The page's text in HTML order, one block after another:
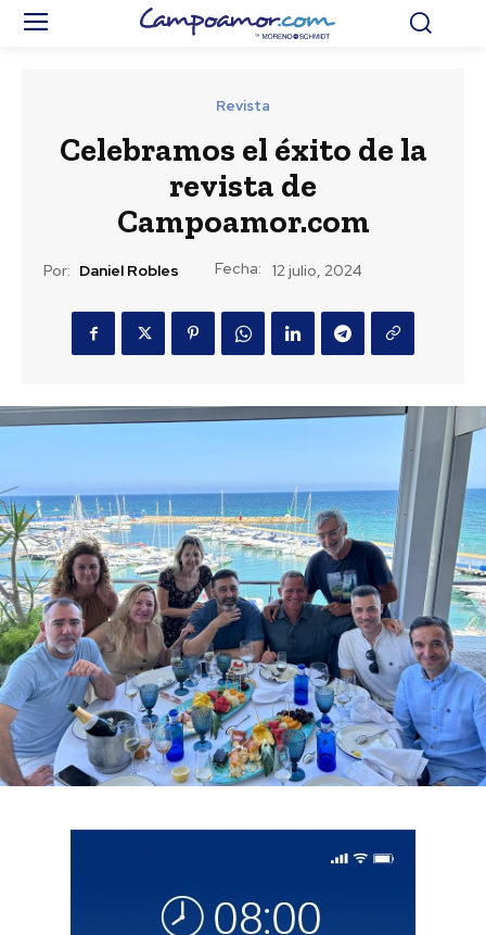
Revista
Celebramos el éxito de la
revista de
Campoamor.com
Por: Daniel Robles Fecha: 12 julio, 2024